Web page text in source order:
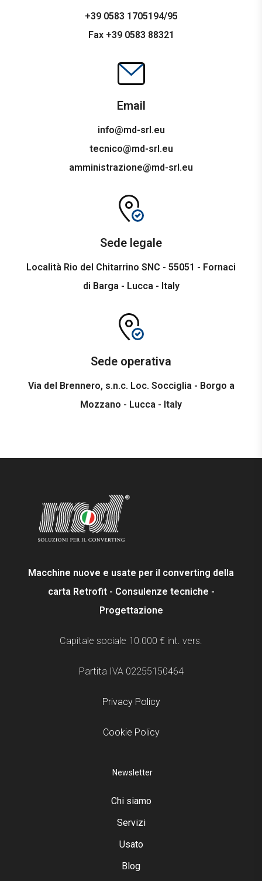
+39 0583 1705194/95
Fax +39 0583 88321
Email
info@md-srl.eu
tecnico@md-srl.eu
amministrazione@md-srl.eu
Sede legale
Località Rio del Chitarrino SNC - 55051 - Fornaci
di Barga - Lucca - Italy
Sede operativa
Via del Brennero, s.n.c. Loc. Socciglia - Borgo a
Mozzano - Lucca - Italy
Macchine nuove e usate per il converting della
carta Retrofit - Consulenze tecniche -
Progettazione
Capitale sociale 10.000 € int. vers.
Partita IVA 02255150464
Privacy Policy
Cookie Policy
Newsletter
Chi siamo
Servizi
Usato
Blog